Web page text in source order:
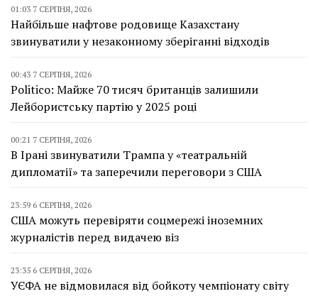
01:03 7 СЕРПНЯ, 2026
Найбільше нафтове родовище Казахстану
звинуватили у незаконному зберіганні відходів
00:43 7 СЕРПНЯ, 2026
Politico: Майже 70 тисяч британців залишили
Лейбористську партію у 2025 році
00:21 7 СЕРПНЯ, 2026
В Ірані звинуватили Трампа у «театральній
дипломатії» та заперечили переговори з США
23:59 6 СЕРПНЯ, 2026
США можуть перевіряти соцмережі іноземних
журналістів перед видачею віз
23:35 6 СЕРПНЯ, 2026
УЄФА не відмовилася від бойкоту чемпіонату світу